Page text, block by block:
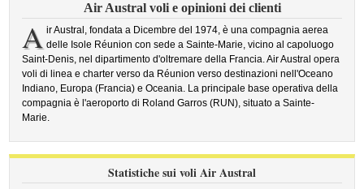
Air Austral voli e opinioni dei clienti
A ir Austral, fondata a Dicembre del 1974, è una compagnia aerea
delle Isole Réunion con sede a Sainte-Marie, vicino al capoluogo
Saint-Denis, nel dipartimento d'oltremare della Francia. Air Austral opera
voli di linea e charter verso da Réunion verso destinazioni nell'Oceano
Indiano, Europa (Francia) e Oceania. La principale base operativa della
compagnia è l'aeroporto di Roland Garros (RUN), situato a Sainte-
Marie.
Statistiche sui voli Air Austral